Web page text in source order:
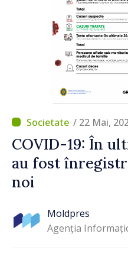
/ 22 Mai,
COVID-19: În
au fost
noi
Moldpres
Agenția